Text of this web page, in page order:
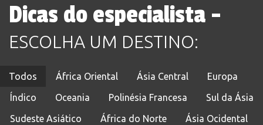
Dicas do especialista -
ESCOLHA UM DESTINO:
Todos África Oriental Ásia Central
Europa
Índico
Oceania Polinésia Francesa
Sul da Ásia
Sudeste Asiático
África do Norte
Ásia Ocidental